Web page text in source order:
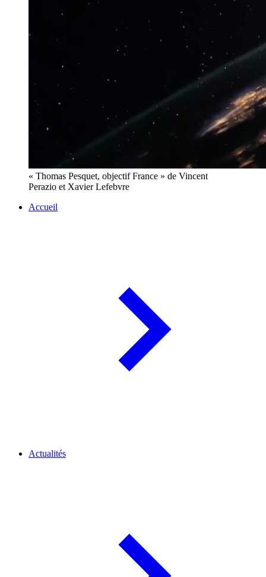
« Thomas Pesquet, objectif France » de Vincent
Perazio et Xavier Lefebvre
Accueil
Actualités